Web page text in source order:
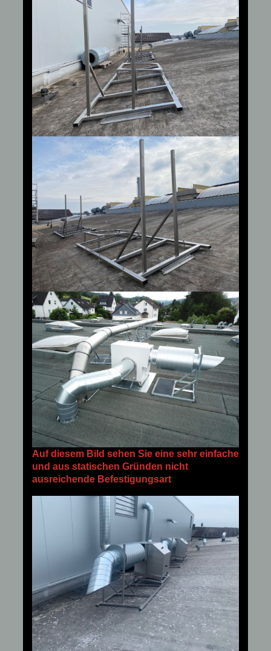
Auf diesem Bild sehen Sie eine sehr einfache
und aus statischen Gründen nicht
ausreichende Befestigungsart